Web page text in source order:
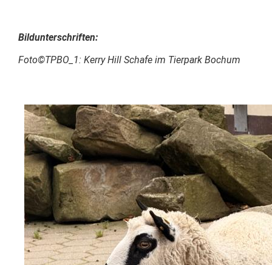
Bildunterschriften:
Foto©TPBO_1: Kerry Hill Schafe im Tierpark Bochum